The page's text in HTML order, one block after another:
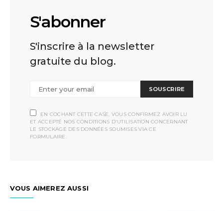
S'abonner
S'inscrire à la newsletter
gratuite du blog.
SOUSCRIRE
EN COCHANT CETTE CASE, VOUS CONFIRMEZ AVOIR LU
ET ACCEPTÉ NOS CONDITIONS D'UTILISATION CONCERNANT
LE STOCKAGE DES DONNÉES SOUMISES VIA CE
FORMULAIRE.
VOUS AIMEREZ AUSSI